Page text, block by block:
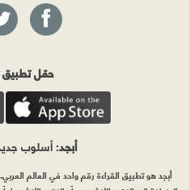
حمّل تطبيق
أبجد: أسلوب جديد
أبجد هو تطبيق القراءة رقم واحد في العالم